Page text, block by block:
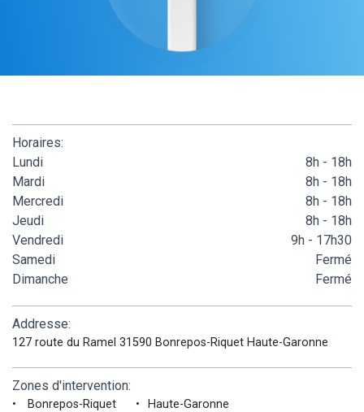
Horaires:
Lundi
8h - 18h
Mardi
8h - 18h
Mercredi
8h - 18h
Jeudi
8h - 18h
Vendredi
9h - 17h30
Samedi
Fermé
Dimanche
Fermé
Addresse:
127 route du Ramel 31590 Bonrepos-Riquet Haute-Garonne
Zones d'intervention:
Bonrepos-Riquet Haute-Garonne